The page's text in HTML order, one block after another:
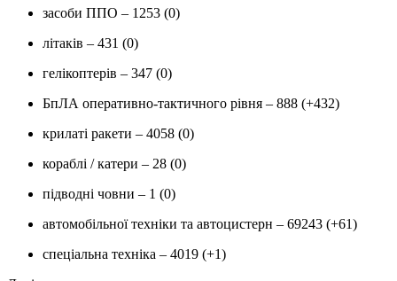
засоби ППО ‒ 1253 (0)
літаків ‒ 431 (0)
гелікоптерів ‒ 347 (0)
БпЛА оперативно-тактичного рівня ‒ 888 (+432)
крилаті ракети ‒ 4058 (0)
кораблі / катери ‒ 28 (0)
підводні човни ‒ 1 (0)
автомобільної техніки та автоцистерн ‒ 69243 (+61)
спеціальна техніка ‒ 4019 (+1)